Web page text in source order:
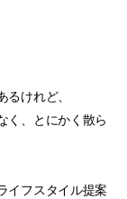
けれど、
く、とにかく散ら
イフスタイル提案